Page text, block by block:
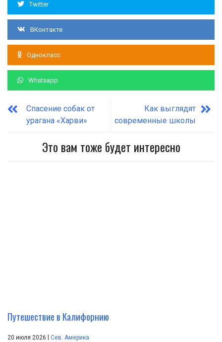
Twitter
ВКонтакте
Однокласс
Whatsapp
Спасение собак от
урагана «Харви»
Как выглядят
современные школы
Это вам тоже будет интересно
Путешествие в Калифорнию
20 июля 2026 | Сев. Америка